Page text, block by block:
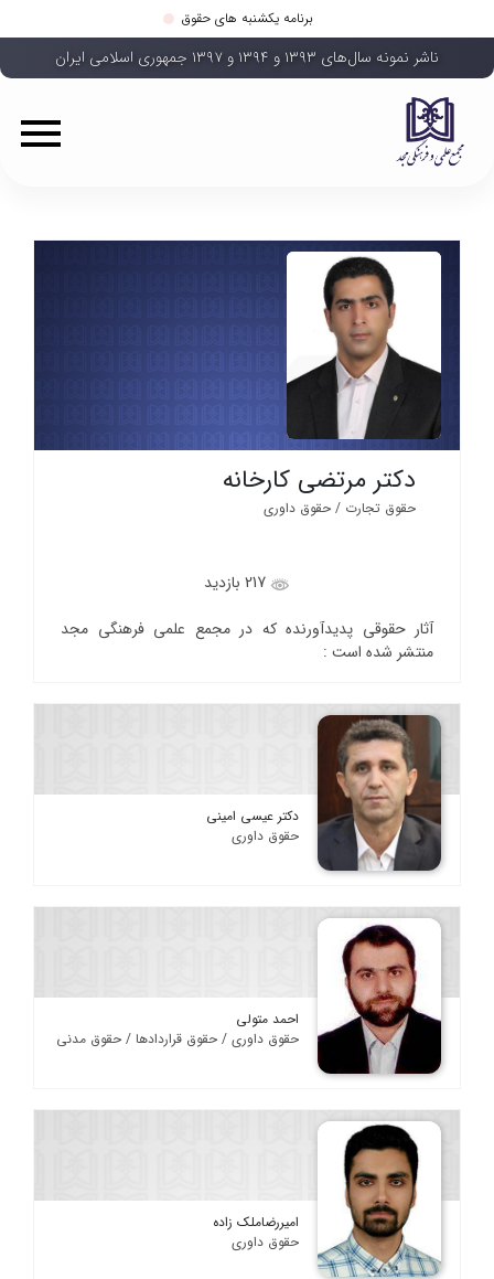
برنامه یکشنبه های حقوق
ناشر نمونه سال‌های ۱۳۹۳ و ۱۳۹۴ و ۱۳۹۷ جمهوری اسلامی ایران
دکتر مرتضی کارخانه
حقوق تجارت / حقوق داوری
آثار حقوقی پدیدآورنده که در مجمع علمی فرهنگی مجد
منتشر شده است :
دکتر عیسی امینی
حقوق داوری
احمد متولی
حقوق داوری / حقوق قراردادها / حقوق مدنی
امیررضاملک زاده
حقوق داوری